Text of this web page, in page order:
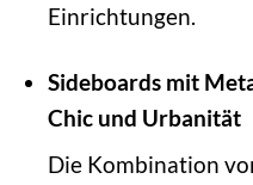
Einrichtungen.
Sideboards mit
Chic und Urbanität
Die Kombination